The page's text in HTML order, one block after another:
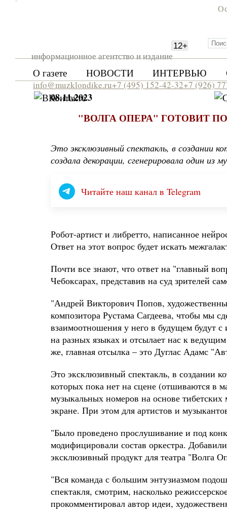
информационное агентство и издание
12+
О газете НОВОСТИ ИНТЕРВЬЮ
info@muzklondike.ru+7 (495) 152-42-32+7 (926)
08.11.2023
"ВОЛГА ОПЕРА" ГОТОВИТ
Это эксклюзивный спектакль, в создании
создала декорации, сгенерировала один из
Читайте наш канал в Telegram
Робот-артист и либретто, написанное
Ответ на этот вопрос будет искать
Почти все знают, что ответ на "главный
Чебоксарах, представив на суд зрителей
"Андрей Викторович Попов,
композитора Рустама Сагдеева, чтобы мы
взаимоотношения у него в будущем будут
на разных языках и отсылает нас к
же, главная отсылка – это Дуглас Адамс
Это эксклюзивный спектакль, в создании
которых пока нет на сцене (отшиваются в
музыкальных номеров на основе
экране. При этом для артистов и
"Было проведено прослушивание и под
модифицировали состав оркестра.
эксклюзивный продукт для театра "Волга
"Вся команда с большим энтузиазмом
спектакля, смотрим, насколько
прокомментировал автор идеи,